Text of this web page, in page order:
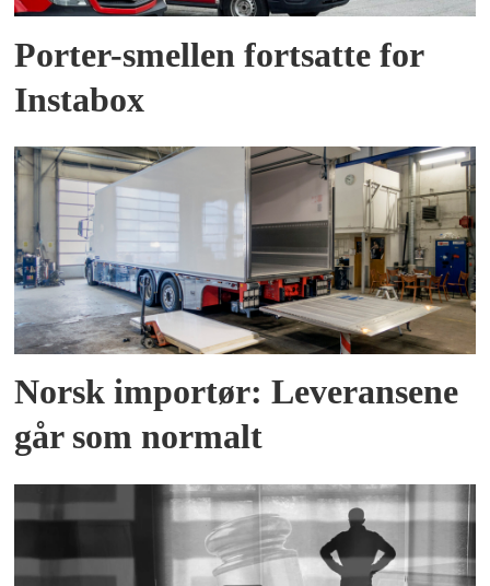
Porter-smellen fortsatte for
Instabox
Norsk importør: Leveransene
går som normalt